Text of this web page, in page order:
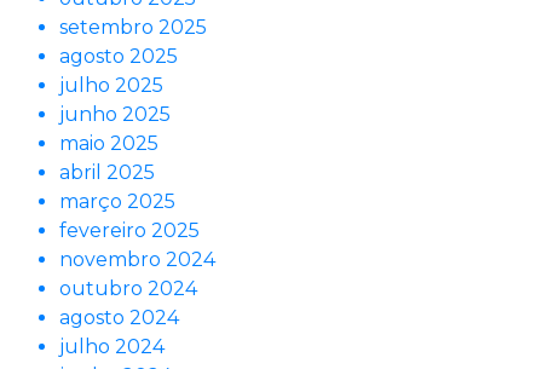
setembro 2025
agosto 2025
julho 2025
junho 2025
maio 2025
abril 2025
março 2025
fevereiro 2025
novembro 2024
outubro 2024
agosto 2024
julho 2024